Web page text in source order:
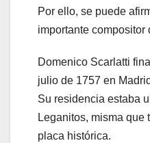
Por ello, se puede
importante compositor
Domenico Scarlatti
julio de 1757 en
Su residencia estaba
Leganitos, misma que
placa histórica.